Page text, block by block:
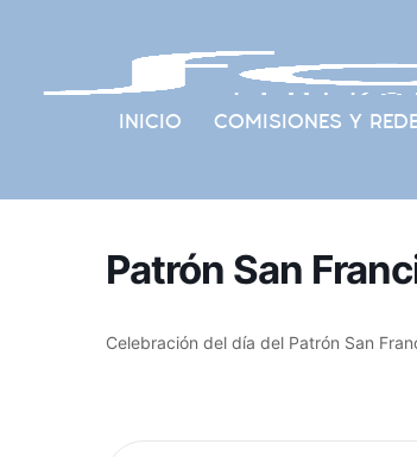
INICIO COMISIONES Y
Patrón San
Celebración del día del Patrón San